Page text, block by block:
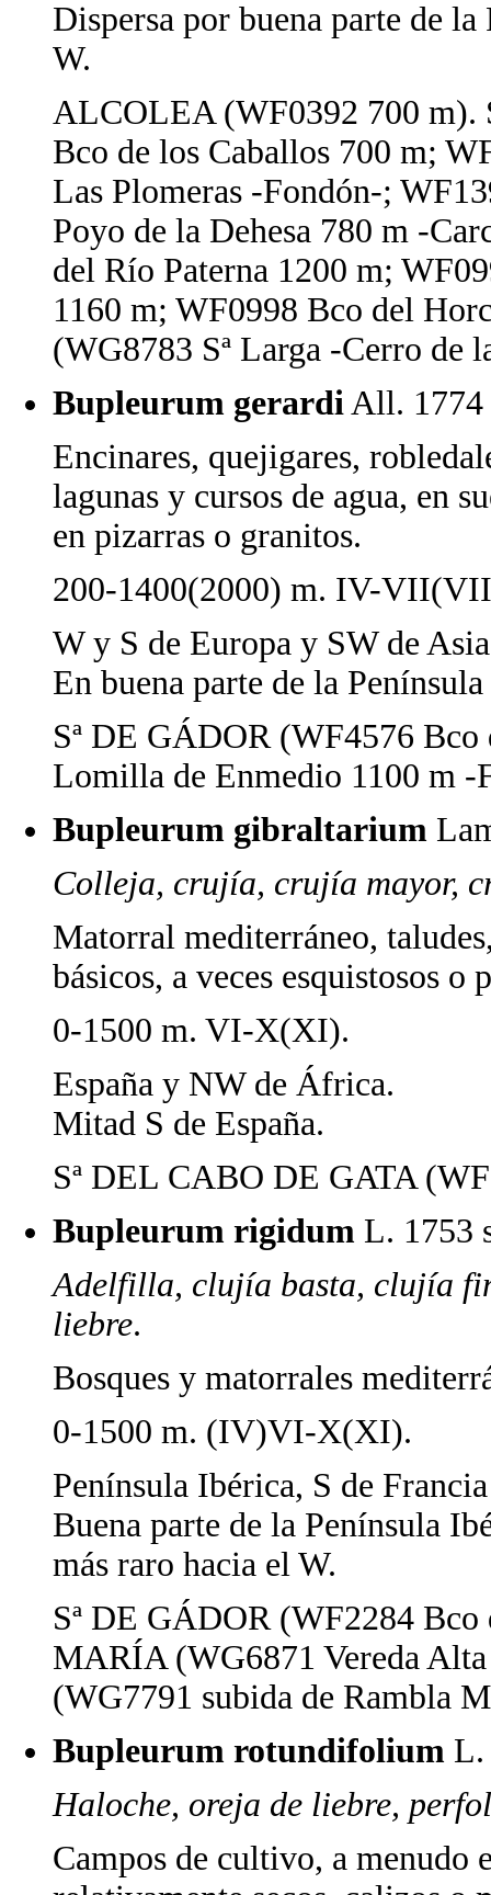
Dispersa por buena parte de
W.
ALCOLEA (WF0392 700 m).
Bco de los Caballos 700 m;
Las Plomeras -Fondón-;
Poyo de la Dehesa 780 m -
del Río Paterna 1200 m;
1160 m; WF0998 Bco del
(WG8783 Sª Larga -Cerro de
Bupleurum gerardiAll. 1774
Encinares, quejigares,
lagunas y cursos de agua, en
en pizarras o granitos.
200-1400(2000) m. IV-
W y S de Europa y SW de
En buena parte de la
Sª DE GÁDOR (WF4576
Lomilla de Enmedio 1100 m -
Bupleurum gibraltarium
Colleja, crujía, crujía mayor,
Matorral mediterráneo,
básicos, a veces esquistosos o
0-1500 m. VI-X(XI).
España y NW de África.
Mitad S de España.
Sª DEL CABO DE GATA
Bupleurum rigidum L. 1753
Adelfilla, clujía basta, clujía
liebre.
Bosques y matorrales
0-1500 m. (IV)VI-X(XI).
Península Ibérica, S de
Buena parte de la Península
más raro hacia el W.
Sª DE GÁDOR (WF2284 Bco
MARÍA (WG6871 Vereda
(WG7791 subida de Rambla
Bupleurum rotundifolium L.
Haloche, oreja de liebre,
Campos de cultivo, a menudo